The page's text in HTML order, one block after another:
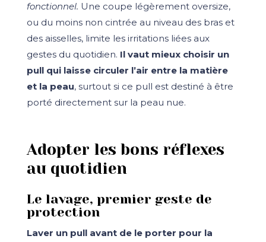
fonctionnel. Une coupe légèrement oversize,
ou du moins non cintrée au niveau des bras et
des aisselles, limite les irritations liées aux
gestes du quotidien. Il vaut mieux choisir un
pull qui laisse circuler l’air entre la matière
et la peau, surtout si ce pull est destiné à être
porté directement sur la peau nue.
Adopter les bons réflexes
au quotidien
Le lavage, premier geste de
protection
Laver un pull avant de le porter pour la